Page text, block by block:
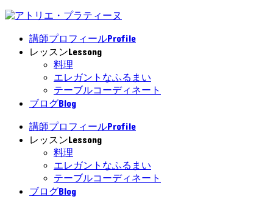
講師プロフィールProfile
レッスンLessong
料理
エレガントなふるまい
テーブルコーディネート
ブログBlog
講師プロフィールProfile
レッスンLessong
料理
エレガントなふるまい
テーブルコーディネート
ブログBlog